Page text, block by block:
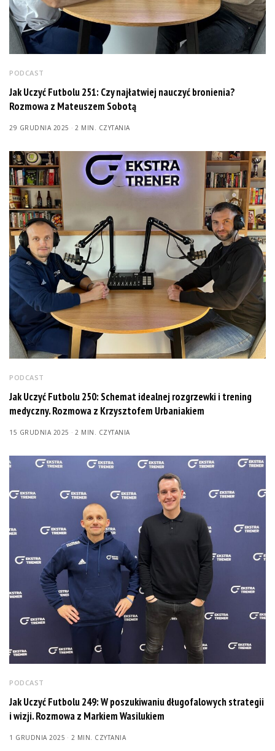
PODCAST
Jak Uczyć Futbolu 251: Czy najłatwiej nauczyć bronienia?
Rozmowa z Mateuszem Sobotą
29 GRUDNIA 2025 2 MIN. CZYTANIA
PODCAST
Jak Uczyć Futbolu 250: Schemat idealnej rozgrzewki i trening
medyczny. Rozmowa z Krzysztofem Urbaniakiem
15 GRUDNIA 2025 2 MIN. CZYTANIA
PODCAST
Jak Uczyć Futbolu 249: W poszukiwaniu długofalowych strategii
i wizji. Rozmowa z Markiem Wasilukiem
1 GRUDNIA 2025 2 MIN. CZYTANIA